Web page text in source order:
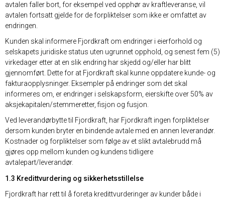
avtalen faller bort, for eksempel ved opphør av kraftleveranse, vil
avtalen fortsatt gjelde for de forpliktelser som ikke er omfattet av
endringen.
Kunden skal informere Fjordkraft om endringer i eierforhold og
selskapets juridiske status uten ugrunnet opphold, og senest fem (5)
virkedager etter at en slik endring har skjedd og/eller har blitt
gjennomført. Dette for at Fjordkraft skal kunne oppdatere kunde- og
fakturaopplysninger. Eksempler på endringer som det skal
informeres om, er endringer i selskapsform, eierskifte over 50% av
aksjekapitalen/stemmeretter, fisjon og fusjon.
Ved leverandørbytte til Fjordkraft, har Fjordkraft ingen forpliktelser
dersom kunden bryter en bindende avtale med en annen leverandør.
Kostnader og forpliktelser som følge av et slikt avtalebrudd må
gjøres opp mellom kunden og kundens tidligere
avtalepart/leverandør.
1.3 Kredittvurdering og sikkerhetsstillelse
Fjordkraft har rett til å foreta kredittvurderinger av kunder både i